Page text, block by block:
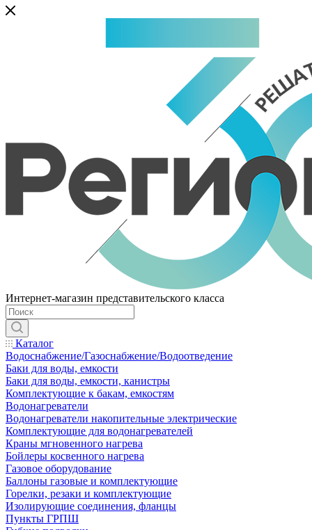
Интернет-магазин представительского класса
Каталог
Водоснабжение/Газоснабжение/Водоотведение
Баки для воды, емкости
Баки для воды, емкости, канистры
Комплектующие к бакам, емкостям
Водонагреватели
Водонагреватели накопительные электрические
Комплектующие для водонагревателей
Краны мгновенного нагрева
Бойлеры косвенного нагрева
Газовое оборудование
Баллоны газовые и комплектующие
Горелки, резаки и комплектующие
Изолирующие соединения, фланцы
Пункты ГРПШ